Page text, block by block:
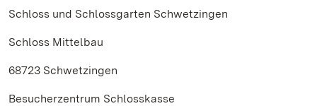
Schloss und Schlossgarten Schwetzingen
Schloss Mittelbau
68723 Schwetzingen
Besucherzentrum Schlosskasse